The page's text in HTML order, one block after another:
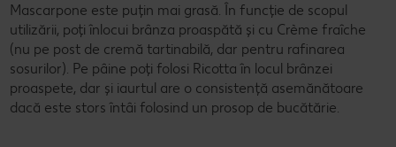
Mascarpone este puțin mai grasă. În funcție de scopul
utilizării, poți înlocui brânza proaspătă și cu Crème fraîche
(nu pe post de cremă tartinabilă, dar pentru rafinarea
sosurilor). Pe pâine poți folosi Ricotta în locul brânzei
proaspete, dar și iaurtul are o consistență asemănătoare
dacă este stors întâi folosind un prosop de bucătărie.